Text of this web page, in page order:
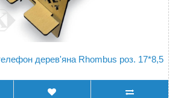
дерев'яна Rhombus роз. 17*8,5